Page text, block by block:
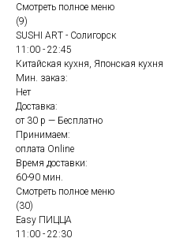
Смотреть полное меню
(9)
SUSHI ART - Солигорск
11:00 - 22:45
Китайская кухня, Японская кухня
Мин. заказ:
Нет
Доставка:
от 30 р — Бесплатно
Принимаем:
оплата Online
Время доставки:
60-90 мин.
Смотреть полное меню
(30)
Easy ПИЦЦА
11:00 - 22:30